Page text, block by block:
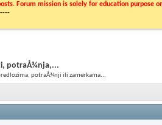
Forum mission is solely for education purpose
potraÅ¾nja,...
potraÅ¾nji ili zamerkama...